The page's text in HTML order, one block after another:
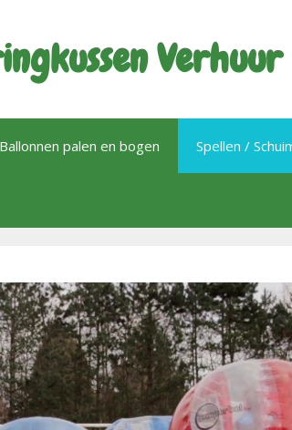
Verhuur
palen en bogen Spellen /